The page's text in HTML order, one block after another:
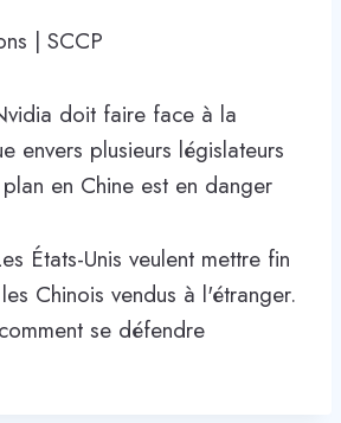
| SCCP
doit faire face à la
envers plusieurs législateurs
en Chine est en danger
États-Unis veulent mettre fin
Chinois vendus à l'étranger.
se défendre